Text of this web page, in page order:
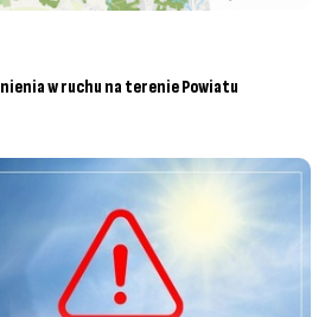
w ruchu na terenie Powiatu